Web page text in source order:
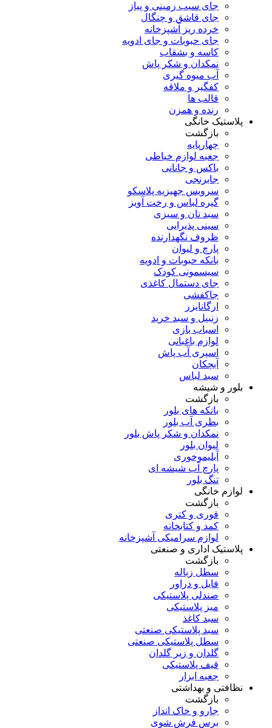
جای سیب زمینی و پیاز
جای قاشق و چنگال
خرده ریز آشپزخانه
جای حبوبات و جای ادویه
کاسه و بشقاب
نمکدان و شکر پاش
آب میوه گیری
کفگیر و ملاقه
قالب ها
رنده و همزن
پلاستیک خانگی
بازگشت
چهارپایه
جعبه لوازم خیاطی
باکس و جانانی
جابرنجی
سرویس جهیزیه پلاسکو
گیره لباس و رخت آویز
سبد نان و سبزی
سینی پذیرایی
ظروف نگهدارنده
پارچ و لیوان
بانکه حبوبات و ادویه
سیسمونی کودک
جای دستمال کاغذی
جاکفشی
ارگانایزر
زنبیل و سبد خرید
اسباب بازی
لوازم باغبانی
اسپری آب پاش
آبچکان
سبد لباس
بلور و شیشه
بازگشت
بانکه های بلور
بطری آب بلور
نمکدان و شکر پاش بلور
لیوان بلور
آبلیموخوری
پارچ آب شیشه ای
تنگ بلور
لوازم خانگی
بازگشت
قوری و کتری
کمد و کتابخانه
لوازم سرامیکی آشپزخانه
پلاستیک اداری و صنعتی
بازگشت
سطل زباله
فایل و دراور
صندلی پلاستیکی
میز پلاستیکی
سبد کاغذ
سبد پلاستیکی صنعتی
سطل پلاستیکی صنعتی
گلدان و زیر گلدان
قیف پلاستیکی
جعبه ابزار
نظافتی و بهداشتی
بازگشت
جارو و خاک انداز
برس فرش شوی